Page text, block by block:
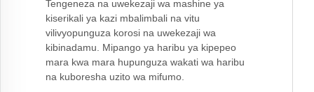
Tengeneza na uwekezaji wa mashine ya
kiserikali ya kazi mbalimbali na vitu
vilivyopunguza korosi na uwekezaji wa
kibinadamu. Mipango ya haribu ya kipepeo
mara kwa mara hupunguza wakati wa haribu
na kuboresha uzito wa mifumo.